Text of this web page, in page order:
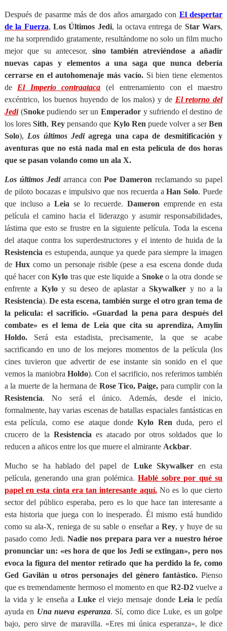
Después de pasarme más de dos años amargado con El despertar
de la Fuerza,Los Últimos Jedi, la octava entrega de Star Wars,
me ha sorprendido gratamente, resultándome no solo un film mucho
mejor que su antecesor, sino también atreviéndose a añadir
nuevas capas y elementos a una saga que nunca debería
cerrarse en el autohomenaje más vacío. Si bien tiene elementos
de El Imperio contraataca
(el entrenamiento con el maestro
excéntrico, los buenos huyendo de los malos) y de El retorno del
Jedi(Snokepudiendo ser un Emperador y sufriendo el destino de
los loresSith, Reypensando que Kylo Ren puede volver a serBen
Solo), Los últimos Jediagrega una capa de desmitificación y
aventuras que no está nada mal en esta película de dos horas
que se pasan volando como un ala X.
Los últimos Jedi arranca conPoe Dameronreclamando su papel
de piloto bocazas e impulsivo que nos recuerda aHan Solo. Puede
que incluso aLeia se lo recuerde. Dameron emprende en esta
película el camino hacia el liderazgo y asumir responsabilidades,
lástima que esto se frustre en la siguiente película. Toda la escena
del ataque contra los superdestructores y el intento de huida de la
Resistencia es estupenda, aunque ya quede para siempre la imagen
de Hux como un personaje risible (pese a esa escena donde duda
qué hacer conKylo tras que este liquide a Snokeo la otra donde se
enfrente a Kyloy su deseo de aplastar aSkywalker y no a la
Resistencia).De esta escena, también surge el otro gran tema de
la película: el sacrificio. «Guardad la pena para después del
combate» es el lema de Leia que cita su aprendiza, Amylin
Holdo. Será esta estadista, precisamente, la que se acabe
sacrificando en uno de los mejores momentos de la película (los
cines tuvieron que advertir de ese instante sin sonido en el que
vemos la maniobra Holdo). Con el sacrificio, nos referimos también
a la muerte de la hermana de Rose Tico, Paige, para cumplir con la
Resistencia. No será el único. Además, desde el inicio,
formalmente, hay varias escenas de batallas espaciales fantásticas en
esta película, como ese ataque dondeKylo Renduda, pero el
crucero de la Resistencia es atacado por otros soldados que lo
reducen a añicos entre los que muere el almirante Ackbar.
Mucho se ha hablado del papel de Luke Skywalker en esta
película, generando una gran polémica.Hablé sobre por qué su
papel en esta cinta era tan interesante aquí.No es lo que cierto
sector del público esperaba, pero es lo que hace tan interesante a
esta historia que juega con lo inesperado. Él mismo está hundido
como su ala-X, reniega de su sable o enseñar aRey, y huye de su
pasado como Jedi. Nadie nos prepara para ver a nuestro héroe
pronunciar un: «es hora de que los Jedi se extingan», pero nos
evoca la figura del mentor retirado que ha perdido la fe, como
Ged Gavilán u otros personajes del género fantástico.Pienso
que es tremendamente hermoso el momento en que R2-D2vuelve a
la vida y le enseña a Lukeel viejo mensaje donde Leia le pedía
ayuda en Una nueva esperanza. Sí, como dice Luke, es un golpe
bajo, pero sirve de maravilla. «Eres mi única esperanza», le dice